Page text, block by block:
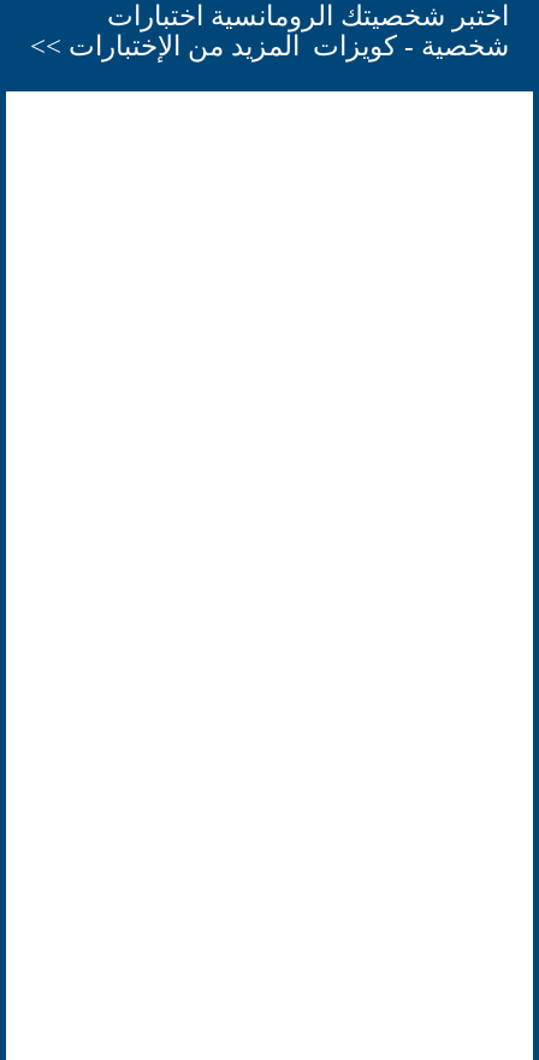
اختبر شخصيتك الرومانسية اختبارات
شخصية - كويزات
المزيد من الإختبارات >>